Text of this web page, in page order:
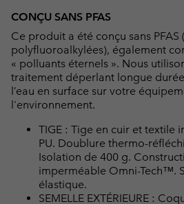
CONÇU SANS PFAS
Ce produit a été conçu sans PFAS
polyfluoroalkylées), également
« polluants éternels ». Nous
traitement déperlant longue
l’eau en surface sur votre
l'environnement.
TIGE : Tige en cuir et textile
PU. Doublure thermo-
Isolation de 400 g.
imperméable Omni-Tech™.
élastique.
SEMELLE EXTÉRIEURE :